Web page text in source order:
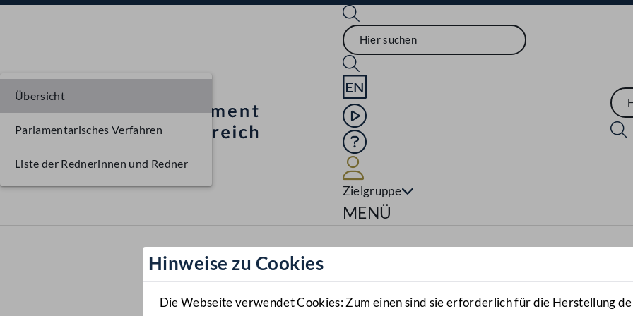
Sprache English
Mediathek
Hilfe
Zielgruppe
Navigationsmenü öffnen
MENÜ
Hinweise zu Cookies
Die Webseite verwendet Cookies: Zum einen sind sie erforderlich für die Herstellung
Übersicht
Parlamentarisches Verfahren
Liste der Rednerinnen und Redner